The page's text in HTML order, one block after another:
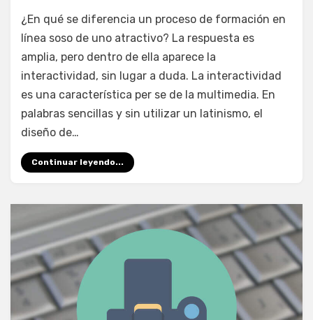
juancadotcom
6 comentarios
de
interactividad
en
el
Learning
¿En qué se diferencia un proceso de formación en
línea soso de uno atractivo? La respuesta es
amplia, pero dentro de ella aparece la
interactividad, sin lugar a duda. La interactividad
es una característica per se de la multimedia. En
palabras sencillas y sin utilizar un latinismo, el
diseño de…
Continuar leyendo...